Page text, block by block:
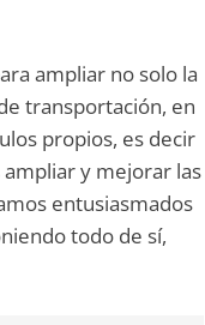
ampliar no solo la
transportación, en
propios, es decir
y mejorar las
entusiasmados
todo de sí,